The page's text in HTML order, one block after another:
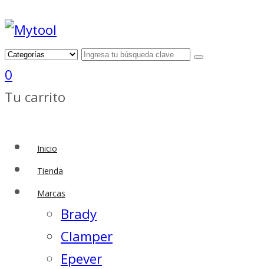
0
Tu carrito
Inicio
Tienda
Marcas
Brady
Clamper
Epever